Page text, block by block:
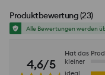
Produktbewertung(23)
Alle Bewertungen werden
4,6/5
Hat das
kleiner